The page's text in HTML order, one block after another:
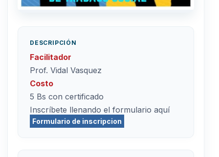
DESCRIPCIÓN
Facilitador
Prof. Vidal Vasquez
Costo
5 Bs con certificado
Inscríbete llenando el formulario aquí
Formulario de inscripcion